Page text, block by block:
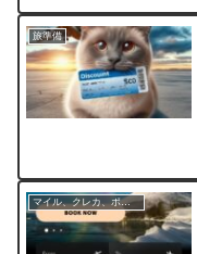
旅準備
マイル、クレカ、ポイ活